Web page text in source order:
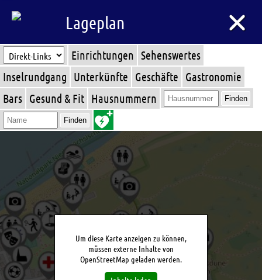
Um diese Karte anzeigen zu können,
müssen externe Inhalte von
OpenStreetMap geladen werden.
Lageplan
Einrichtungen Sehenswertes
Inselrundgang Unterkünfte Geschäfte Gastronomie
Bars Gesund & Fit Hausnummern Finden
Finden